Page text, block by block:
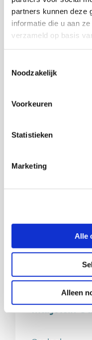
partners kunnen deze
informatie die u aan
verzameld op basis
Noodzakelijk
Voorkeuren
Statistieken
Marketing
Alle
Alleen
sneller een
worden ingezet.
Onderzoek
investeren in
waardoor
gemeenten
gebruik wordt
Marjolein